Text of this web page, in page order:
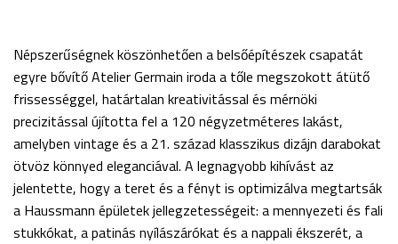
Népszerűségnek köszönhetően a belsőépítészek csapatát
egyre bővítő Atelier Germain iroda a tőle megszokott átütő
frissességgel, határtalan kreativitással és mérnöki
precizitással újította fel a 120 négyzetméteres lakást,
amelyben vintage és a 21. század klasszikus dizájn darabokat
ötvöz könnyed eleganciával. A legnagyobb kihívást az
jelentette, hogy a teret és a fényt is optimizálva megtartsák
a Haussmann épületek jellegzetességeit: a mennyezeti és fali
stukkókat, a patinás nyílászárókat és a nappali ékszerét, a